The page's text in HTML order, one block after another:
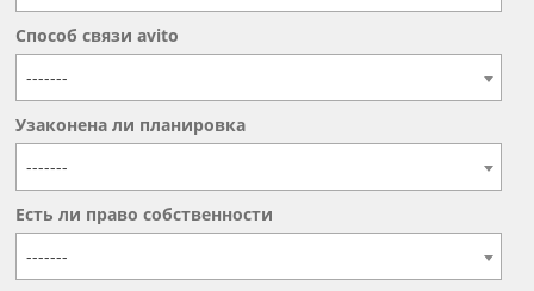
Способ связи avito
-------
Узаконена ли планировка
-------
Есть ли право собственности
-------